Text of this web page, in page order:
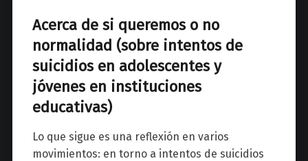
Acerca de si queremos o no
normalidad (sobre intentos de
suicidios en adolescentes y
jóvenes en instituciones
educativas)
Lo que sigue es una reflexión en varios
movimientos: en torno a intentos de suicidios